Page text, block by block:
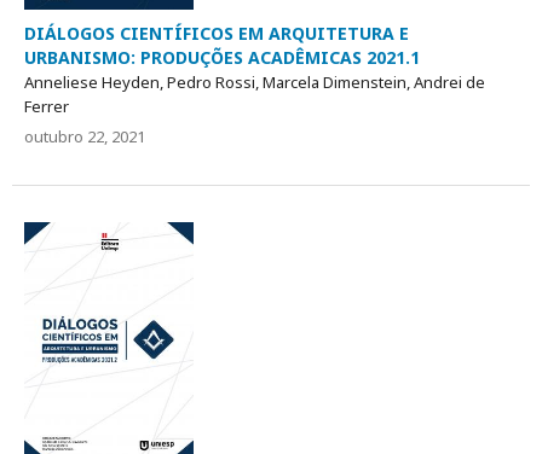
DIÁLOGOS CIENTÍFICOS EM ARQUITETURA E
URBANISMO: PRODUÇÕES ACADÊMICAS 2021.1
Anneliese Heyden, Pedro Rossi, Marcela Dimenstein, Andrei de
Ferrer
outubro 22, 2021